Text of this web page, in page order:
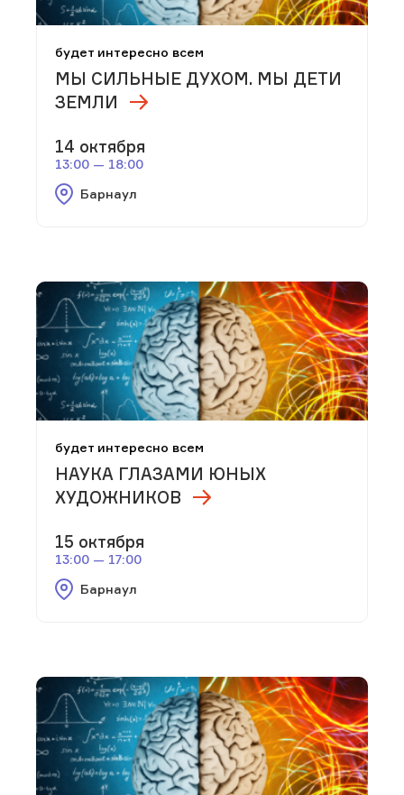
будет интересно всем
МЫ СИЛЬНЫЕ ДУХОМ. МЫ ДЕТИ
ЗЕМЛИ
14 октября
13:00 — 18:00
Барнаул
будет интересно всем
НАУКА ГЛАЗАМИ ЮНЫХ
ХУДОЖНИКОВ
15 октября
13:00 — 17:00
Барнаул